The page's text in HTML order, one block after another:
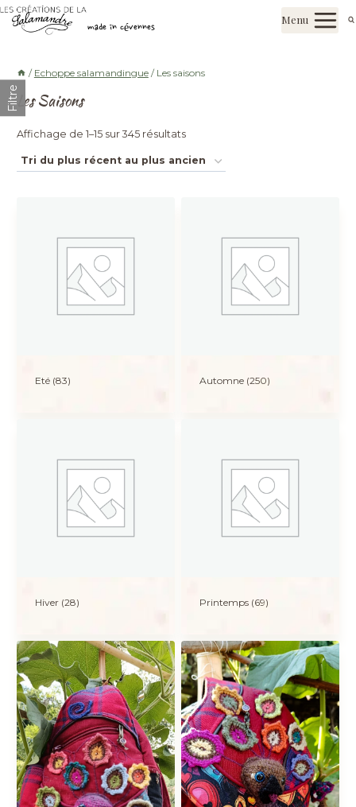
Aller
au
made in cévennes
Menu
/ Echoppe salamandingue / Les saisons
Les Saisons
Affichage de 1–15 sur 345 résultatsTrié
du
Eté (83) Automne (250)
Hiver (28) Printemps (69)
Filtre